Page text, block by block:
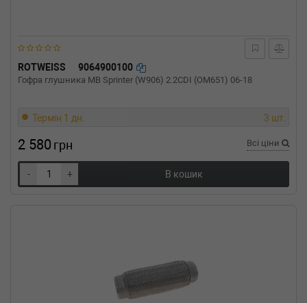
ROTWEISS 9064900100
Гофра глушника MB Sprinter (W906) 2.2CDI (OM651) 06-18
Термін 1 дн. 3 шт.
2 580 грн Всі ціни
- + В кошик